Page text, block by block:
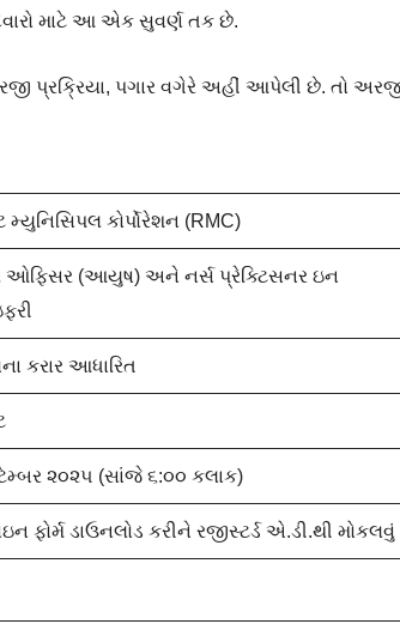
માટે આ એક સુવર્ણ તક છે.
પ્રક્રિયા, પગાર વગેરે અહીં આપેલી છે. તો
મ્યુનિસિપલ કોર્પોરેશન (RMC)
ઓફિસર (આયુષ) અને નર્સ પ્રેક્ટિસનર ઇન
કરાર આધારિત
૨૦૨૫ (સાંજે ૬:૦૦ કલાક)
ફોર્મ ડાઉનલોડ કરીને રજીસ્ટર્ડ એ.ડી.થી મોકલવું